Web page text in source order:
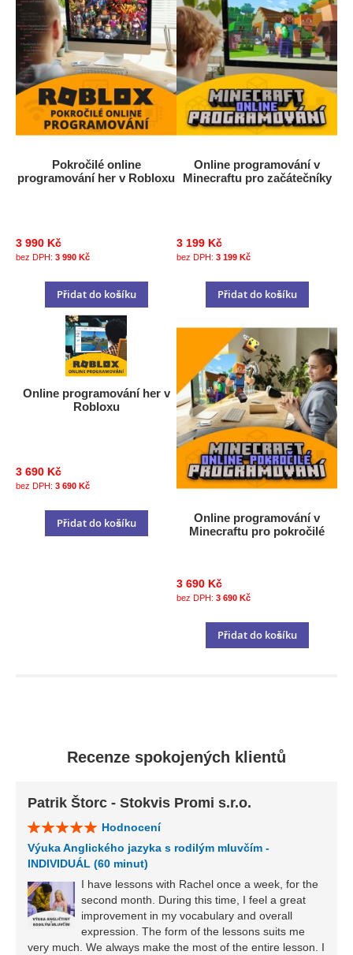
Pokročilé online
programování her v Robloxu
3 990 Kč
3 990 Kč
Přidat do košíku
Online programování v
Minecraftu pro začátečníky
3 199 Kč
3 199 Kč
Přidat do košíku
Online programování her v
Robloxu
3 690 Kč
3 690 Kč
Přidat do košíku
Online programování v
Minecraftu pro pokročilé
3 690 Kč
3 690 Kč
Přidat do košíku
Recenze spokojených klientů
Patrik Štorc - Stokvis Promi s.r.o.
Hodnocení
Výuka Anglického jazyka s rodilým mluvčím -
INDIVIDUÁL (60 minut)
I have lessons with Rachel once a week, for the
second month. During this time, I feel a great
improvement in my vocabulary and overall
expression. The form of the lessons suits me
very much. We always make the most of the entire lesson. I